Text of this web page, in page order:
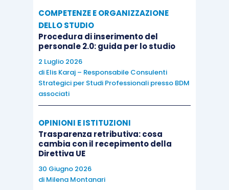
COMPETENZE E ORGANIZZAZIONE
DELLO STUDIO
Procedura di inserimento del
personale 2.0: guida per lo studio
2 Luglio 2026
di Elis Karaj – Responsabile Consulenti
Strategici per Studi Professionali presso BDM
associati
OPINIONI E ISTITUZIONI
Trasparenza retributiva: cosa
cambia con il recepimento della
Direttiva UE
30 Giugno 2026
di Milena Montanari